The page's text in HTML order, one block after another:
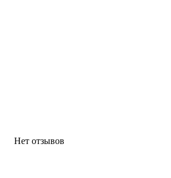
Нет отзывов